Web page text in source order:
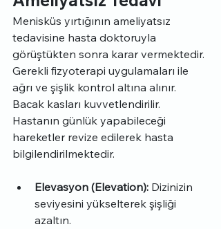
Menisküs yırtığının ameliyatsız
tedavisine hasta doktoruyla
görüştükten sonra karar vermektedir.
Gerekli fizyoterapi uygulamaları ile
ağrı ve şişlik kontrol altına alınır.
Bacak kasları kuvvetlendirilir.
Hastanın günlük yapabileceği
hareketler revize edilerek hasta
bilgilendirilmektedir.
Elevasyon (Elevation): Dizinizin
seviyesini yükselterek şişliği
azaltın.